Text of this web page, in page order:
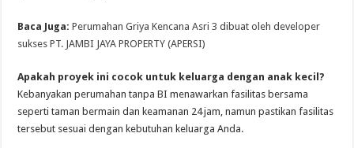
Baca Juga: Perumahan Griya Kencana Asri 3 dibuat oleh developer
sukses PT. JAMBI JAYA PROPERTY (APERSI)
Apakah proyek ini cocok untuk keluarga dengan anak kecil?
Kebanyakan perumahan tanpa BI menawarkan fasilitas bersama
seperti taman bermain dan keamanan 24 jam, namun pastikan fasilitas
tersebut sesuai dengan kebutuhan keluarga Anda.